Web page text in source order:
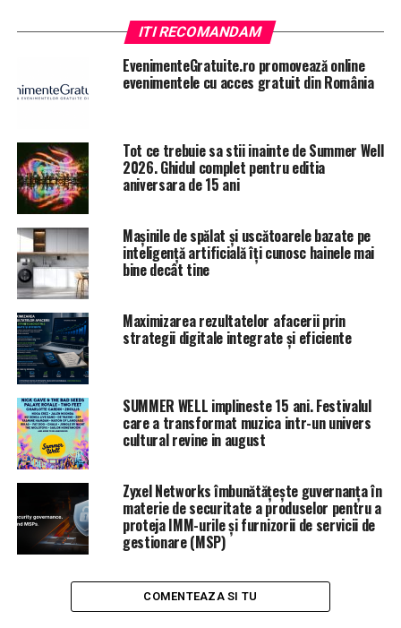
ITI RECOMANDAM
EvenimenteGratuite.ro promovează online
evenimentele cu acces gratuit din România
Tot ce trebuie sa stii inainte de Summer Well
2026. Ghidul complet pentru editia
aniversara de 15 ani
Mașinile de spălat și uscătoarele bazate pe
inteligență artificială îți cunosc hainele mai
bine decât tine
Maximizarea rezultatelor afacerii prin
strategii digitale integrate și eficiente
SUMMER WELL implineste 15 ani. Festivalul
care a transformat muzica intr-un univers
cultural revine in august
Zyxel Networks îmbunătățește guvernanța în
materie de securitate a produselor pentru a
proteja IMM-urile și furnizorii de servicii de
gestionare (MSP)
COMENTEAZA SI TU